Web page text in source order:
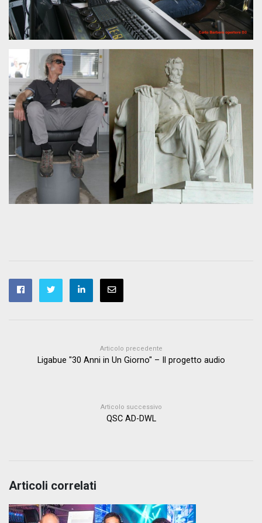
Articolo precedente
Ligabue "30 Anni in Un Giorno" – Il progetto audio
Articolo successivo
QSC AD-DWL
Articoli correlati